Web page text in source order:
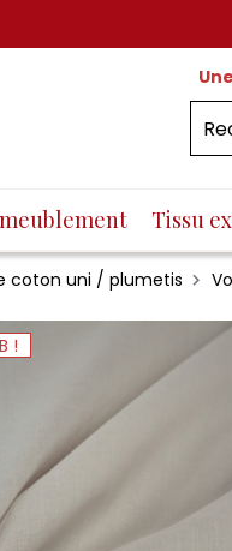
Tissu
coton uni / plumetis
!